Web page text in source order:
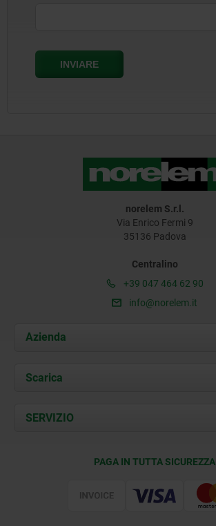
norelem S.r.l.
Via Enrico Fermi 9
35136 Padova
Centralino
+39 047 464 62 90
info@norelem.it
Azienda
Chi siamo
Contatti
Scarica
Documents
SERVIZIO
PAGA IN TUTTA SICUREZZA